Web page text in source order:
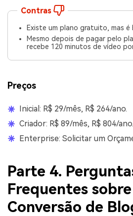
Contras
Existe um plano gratuito, mas
Mesmo depois de pagar pelo
recebe 120 minutos de vídeo
Preços
Inicial: R$ 29/mês, R$ 264/ano.
Criador: R$ 89/mês, R$ 804/ano.
Enterprise: Solicitar um
Parte 4.
Frequentes
Conversão de